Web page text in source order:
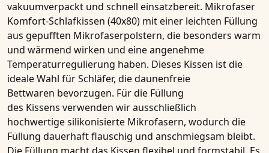
vakuumverpackt und schnell einsatzbereit. Mikrofaser
Komfort-Schlafkissen (40x80) mit einer leichten Füllung
aus gepufften Mikrofaserpolstern, die besonders warm
und wärmend wirken und eine angenehme
Temperaturregulierung haben. Dieses Kissen ist die
ideale Wahl für Schläfer, diedaunenfreie
Bettwaren bevorzugen. Für die Füllung
des Kissens verwenden wir ausschließlich
hochwertigesilikonisierte Mikrofasern, wodurch die
Füllung dauerhaft flauschig und anschmiegsam bleibt.